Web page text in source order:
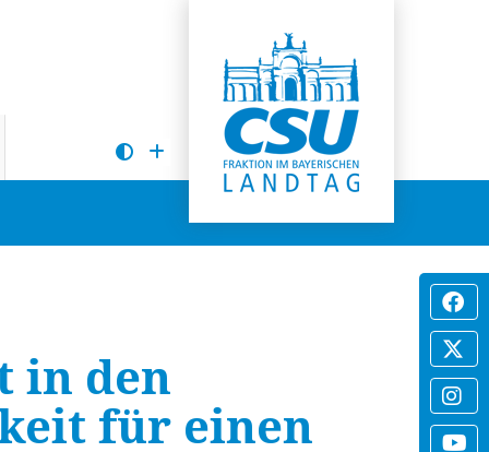
in den
für einen